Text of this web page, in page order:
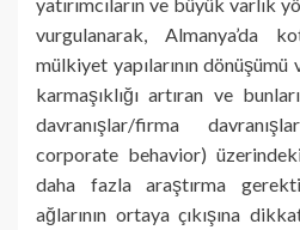
vurgulanarak, Almanya’da
mülkiyet yapılarının
karmaşıklığı artıran ve
davranışlar/firma
corporate behavior)
daha fazla araştırma
ağlarının ortaya çıkışına